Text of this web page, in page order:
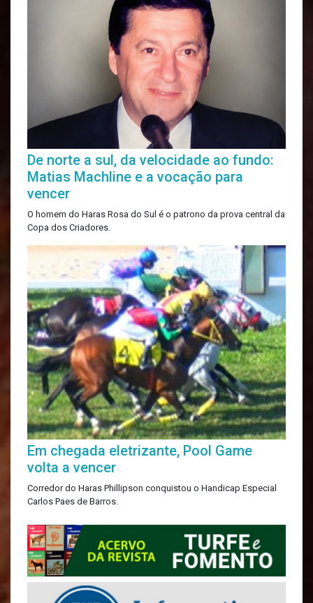
De norte a sul, da velocidade ao fundo:
Matias Machline e a vocação para
vencer
O homem do Haras Rosa do Sul é o patrono da prova central da
Copa dos Criadores.
Em chegada eletrizante, Pool Game
volta a vencer
Corredor do Haras Phillipson conquistou o Handicap Especial
Carlos Paes de Barros.